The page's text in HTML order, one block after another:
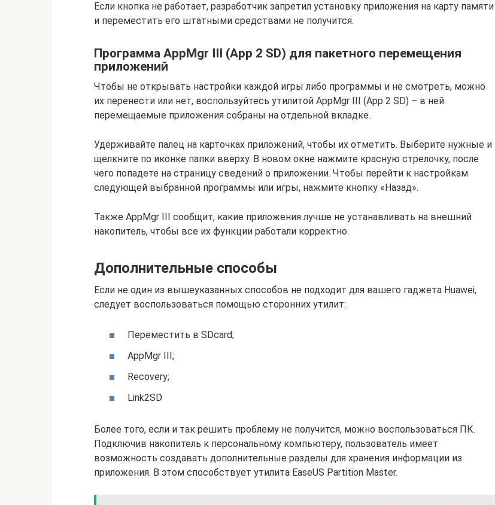
Если кнопка не работает, разработчик запретил установку приложения на карту памяти
и переместить его штатными средствами не получится.
Программа AppMgr III (App 2 SD) для пакетного перемещения
приложений
Чтобы не открывать настройки каждой игры либо программы и не смотреть, можно
их перенести или нет, воспользуйтесь утилитой AppMgr III (App 2 SD) – в ней
перемещаемые приложения собраны на отдельной вкладке.
Удерживайте палец на карточках приложений, чтобы их отметить. Выберите нужные и
щелкните по иконке папки вверху. В новом окне нажмите красную стрелочку, после
чего попадете на страницу сведений о приложении. Чтобы перейти к настройкам
следующей выбранной программы или игры, нажмите кнопку «Назад».
Также AppMgr III сообщит, какие приложения лучше не устанавливать на внешний
накопитель, чтобы все их функции работали корректно.
Дополнительные способы
Если не один из вышеуказанных способов не подходит для вашего гаджета Huawei,
следует воспользоваться помощью сторонних утилит:
Переместить в SDcard;
AppMgr III;
Recovery;
Link2SD
Более того, если и так решить проблему не получится, можно воспользоваться ПК.
Подключив накопитель к персональному компьютеру, пользователь имеет
возможность создавать дополнительные разделы для хранения информации из
приложения. В этом способствует утилита EaseUS Partition Master.